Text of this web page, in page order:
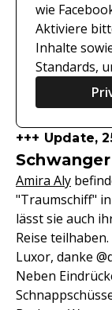
wie
Aktiviere
Inhalte
Standards,
+++ Update,
Amira Aly
"Traumschiff"
lässt sie auch
Reise
Luxor, danke
Neben